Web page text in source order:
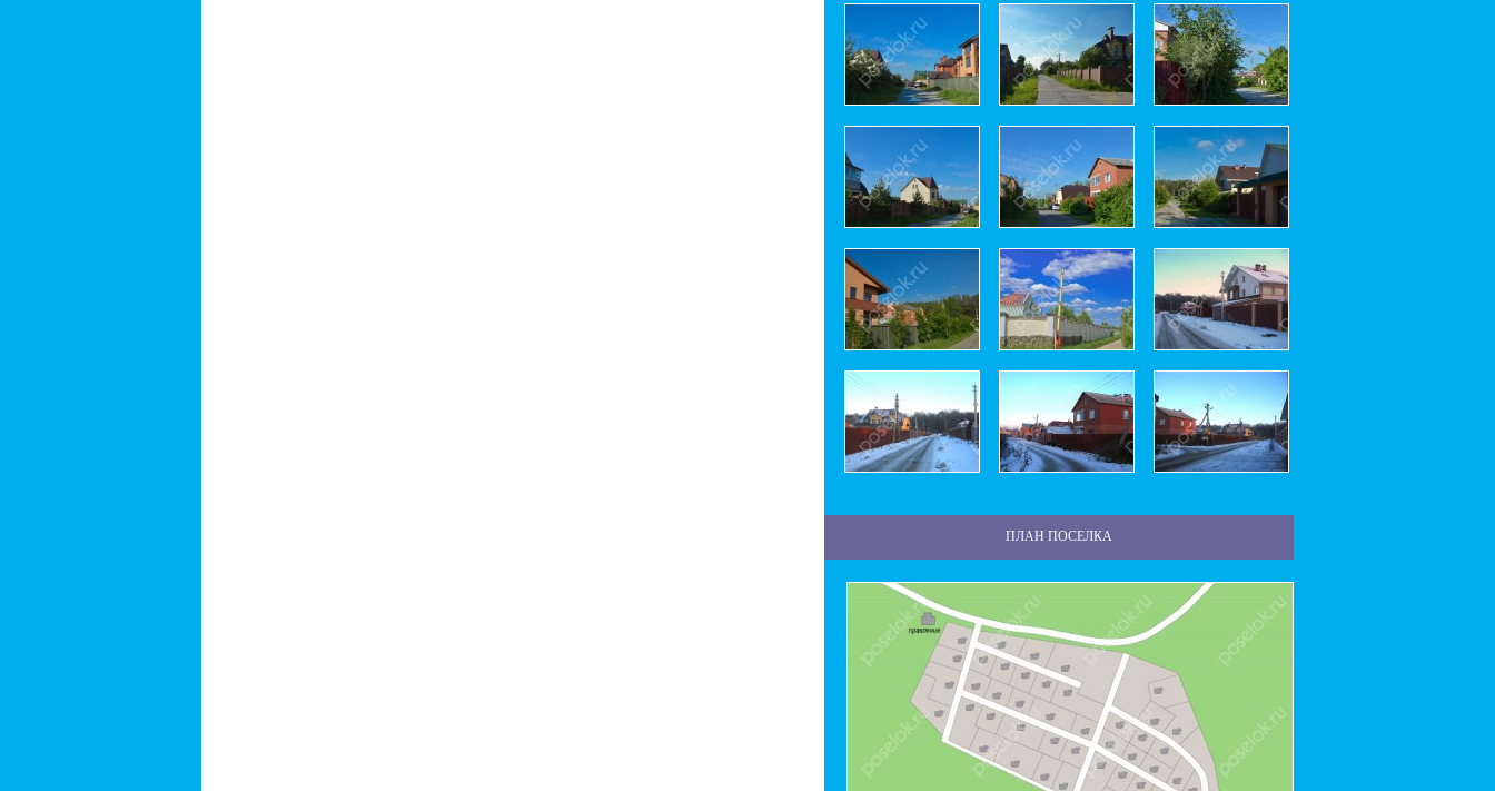
ПЛАН ПОСЕЛКА